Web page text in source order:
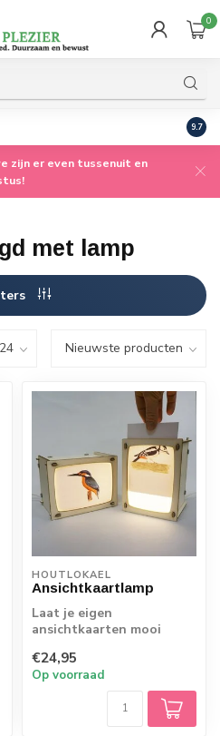
0
9.7
zijn er even tussenuit en
met lamp
HOUTLOKAEL
Ansichtkaartlamp
Laat je eigen
ansichtkaarten mooi
€24,95
Op voorraad